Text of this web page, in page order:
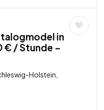
in
€ / Stunde –
Holstein,